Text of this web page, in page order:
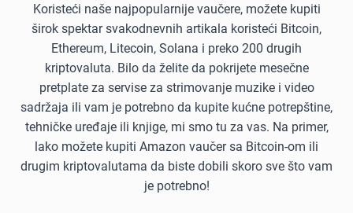
Koristeći naše najpopularnije vaučere, možete kupiti
širok spektar svakodnevnih artikala koristeći Bitcoin,
Ethereum, Litecoin, Solana i preko 200 drugih
kriptovaluta. Bilo da želite da pokrijete mesečne
pretplate za servise za strimovanje muzike i video
sadržaja ili vam je potrebno da kupite kućne potrepštine,
tehničke uređaje ili knjige, mi smo tu za vas. Na primer,
lako možete kupiti Amazon vaučer sa Bitcoin-om ili
drugim kriptovalutama da biste dobili skoro sve što vam
je potrebno!